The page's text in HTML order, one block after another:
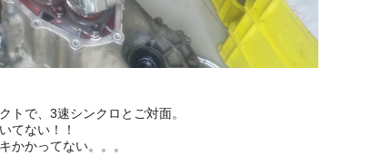
トで、3速シンクロとご対面。
てない！！
かかってない。。。